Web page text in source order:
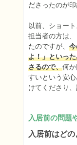
ださったのが印
以前、ショー
担当者の方は
たのですが、
よ！」といっ
さるので、何
すいという安
けてくださり
入居前の問題
入居前はど